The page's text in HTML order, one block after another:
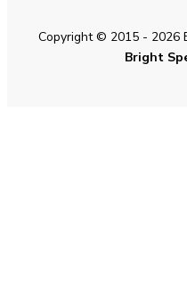
Copyright © 2015 - 2026
Bright